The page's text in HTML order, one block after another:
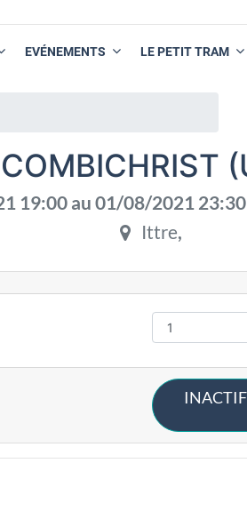
EVÉNEMENTS LE PETIT TRAM
COMBICHRIST
19:00au 01/08/2021 23:30
Ittre,